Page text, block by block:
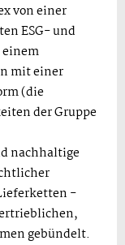
von einer
ESG- und
mit einer
(die
der Gruppe
nachhaltige
-
gebündelt.